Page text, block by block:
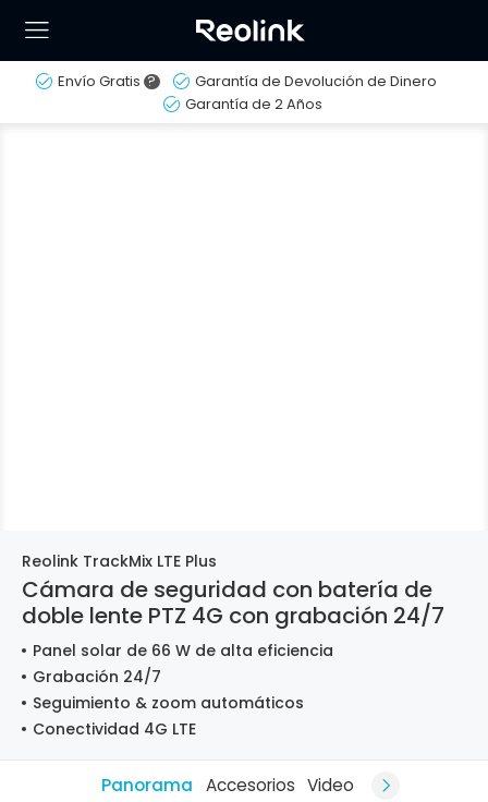
Envío Gratis ?
Garantía de Devolución de Dinero
Garantía de 2 Años
Reolink TrackMix LTE Plus
Cámara de seguridad con batería de
doble lente PTZ 4G con grabación 24/7
Panel solar de 66 W de alta eficiencia
Grabación 24/7
Seguimiento & zoom automáticos
Conectividad 4G LTE
Panorama Accesorios Video